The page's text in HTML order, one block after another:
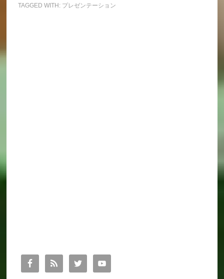
TAGGED WITH: プレゼンテーション